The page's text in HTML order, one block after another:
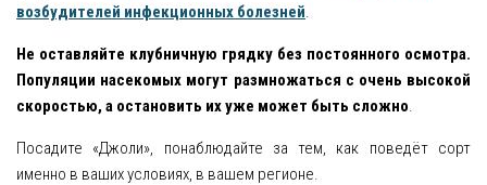
возбудителей инфекционных болезней.
Не оставляйте клубничную грядку без постоянного осмотра.
Популяции насекомых могут размножаться с очень высокой
скоростью, а остановить их уже может быть сложно.
Посадите «Джоли», понаблюдайте за тем, как поведёт сорт
именно в ваших условиях, в вашем регионе.